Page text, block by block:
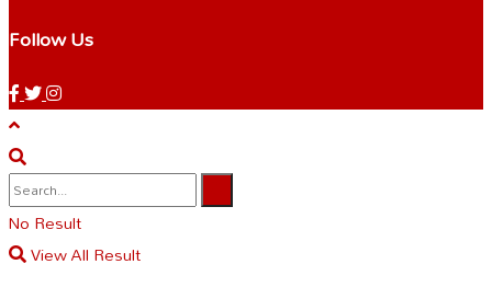
Follow Us
No Result
View All Result